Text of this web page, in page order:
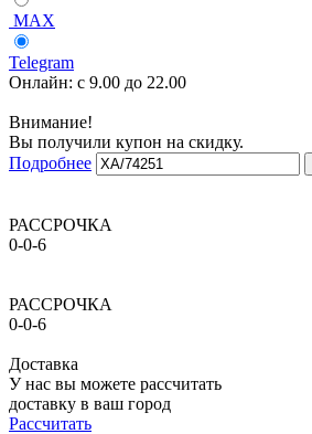
MAX
Telegram
Онлайн: с 9.00 до 22.00
Внимание!
Вы получили купон на скидку.
Подробнее
РАССРОЧКА
0-0-6
РАССРОЧКА
0-0-6
Доставка
У нас вы можете рассчитать
доставку в ваш город
Рассчитать